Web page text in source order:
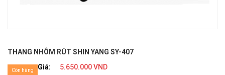
THANG NHÔM RÚT SHIN YANG SY-407
Giá:
5.650.000 VND
Còn hàng